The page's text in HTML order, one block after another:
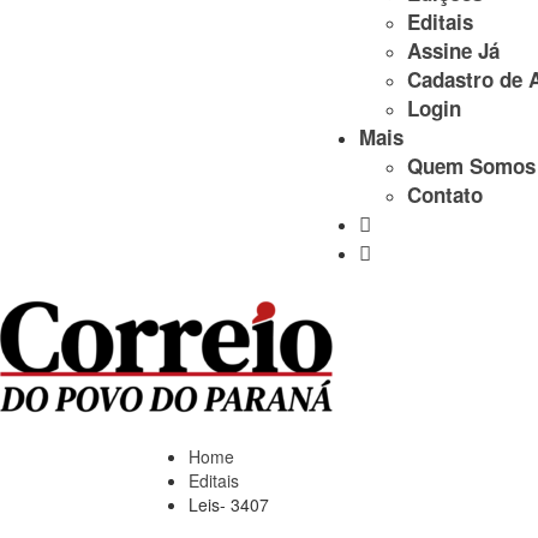
Editais
Assine Já
Cadastro de
Login
Mais
Quem Somos
Contato
Home
Editais
Leis- 3407